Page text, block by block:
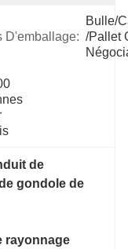
D'emballage:
Bulle/
/pallet
de
gondole de
rayonnage